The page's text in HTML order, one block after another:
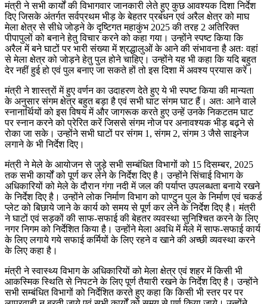
मंत्री ने सभी कार्यों की विभागवार जानकारी लेते हुए कुछ आवश्यक दिशा निर्देश
दिए जिसके अंतर्गत सर्वप्रथम भीड़ के बेहतर प्रबंधन एवं अरैल क्षेत्र को माघ
मेला क्षेत्र से सीधे जोड़ने के दृष्टिगत महाकुंभ 2025 की तरह 2 अतिरिक्त
पीपापुलों को बनाने हेतु विचार करने को कहा गया। उन्होंने स्पष्ट किया कि
अरैल में बने घाटों पर भारी संख्या में श्रद्धालुओं के आने की संभावना है अतः वहां
से मेला क्षेत्र को जोड़ने हेतु पुल होने चाहिए। उन्होंने यह भी कहा कि यदि बहुत
देर नहीं हुई हो एवं पुल बनाए जा सकते हों तो इस दिशा में अवश्य प्रयास करें।
मंत्री ने शास्त्रों में हुए वर्णन का उदाहरण देते हुए ये भी स्पष्ट किया की मान्यता
के अनुसार संगम क्षेत्र बहुत बड़ा है एवं सभी घाट संगम घाट हैं। अतः आने वाले
स्नानार्थियों को इस विषय में और जागरूक करते हुए उन्हें उनके निकटतम घाट
पर स्नान करने को प्रेरित करें जिससे संगम नोज पर अनावश्यक भीड़ बढ़ने से
रोका जा सके। उन्होंने सभी घाटों पर संगम 1, संगम 2, संगम 3 जैसे साइनेज
लगाने के भी निर्देश दिए।
मंत्री ने मेले के आयोजन से जुड़े सभी सम्बंधित विभागों को 15 दिसम्बर, 2025
तक सभी कार्यों को पूर्ण कर लेने के निर्देश दिए है। उन्होंने सिंचाई विभाग के
अधिकारियों को मेले के दौरान गंगा नदी में जल की पर्याप्त उपलब्धता बनाये रखने
के निर्देश दिए है। उन्होंने लोक निर्माण विभाग को पाण्टुन पुल के निर्माण एवं चकर्ड
प्लेट को बिछाये जाने के कार्य को समय से पूर्ण कर लेने के निर्देश दिए है। मंत्री
ने घाटों एवं सड़कों की साफ-सफाई की बेहतर व्यवस्था सुनिश्चित करने के लिए
नगर निगम को निर्देशित किया है। उन्होंने मेला अवधि में मेले में साफ-सफाई कार्य
के लिए लगाये गये सफाई कर्मियों के लिए रहने व खाने की अच्छी व्यवस्था करने
के लिए कहा है।
मंत्री ने स्वास्थ्य विभाग के अधिकारियों को मेला क्षेत्र एवं शहर में किसी भी
आकस्मिक स्थिति से निपटने के लिए पूर्ण तैयारी रखने के निर्देश दिए है। उन्होंने
सभी सम्बंधित विभागों को निर्देशित करते हुए कहा कि किसी भी स्तर पर पर